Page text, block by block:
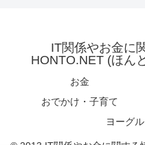
IT関係やお金に
HONTO.NET (ほん
お金
おでかけ・子育て
ヨーグ